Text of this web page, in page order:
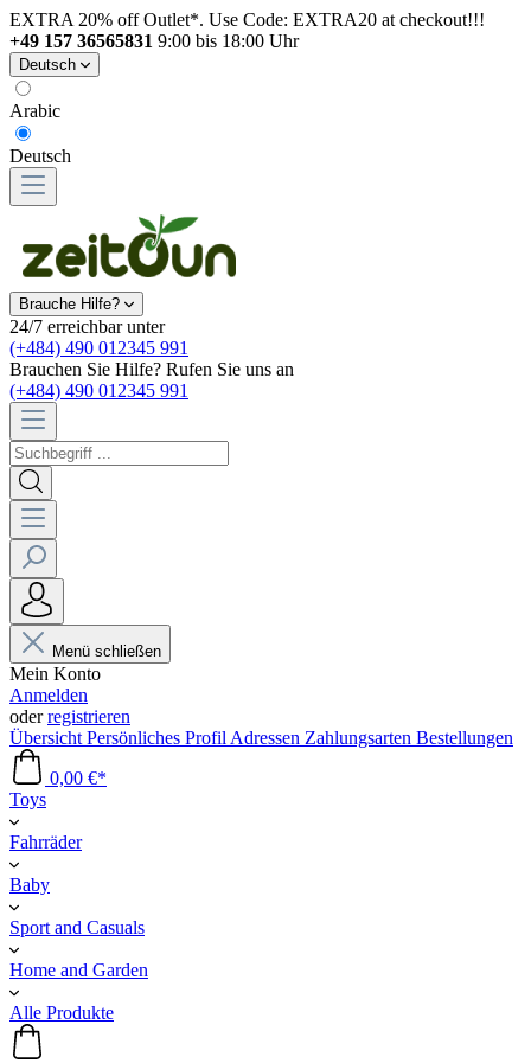
EXTRA 20% off Outlet*. Use Code: EXTRA20 at checkout!!!
+49 157 36565831 9:00 bis 18:00 Uhr
Deutsch
Arabic
Deutsch
Brauche Hilfe?
24/7 erreichbar unter
(+484) 490 012345 991
Brauchen Sie Hilfe? Rufen Sie uns an
(+484) 490 012345 991
Menü schließen
Mein Konto
Anmelden
oderregistrieren
Übersicht Persönliches Profil Adressen Zahlungsarten Bestellungen
0,00 €*
Toys
Fahrräder
Baby
Sport and Casuals
Home and Garden
Alle Produkte